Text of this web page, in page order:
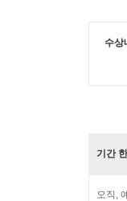
수상
기간
오직,